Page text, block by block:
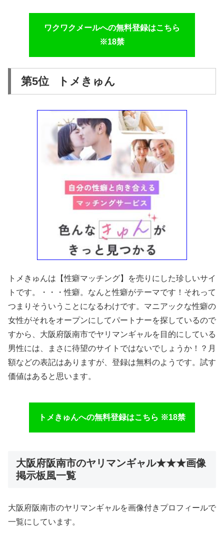
ワクワクメールへの無料登録はこちら
※18禁
第5位 トメきゅん
トメきゅんは【性癖マッチング】を売りにした珍しいサイ
トです。・・・性癖。なんと性癖がテーマです！それって
つまりそういうことになるわけです。マニアックな性癖の
女性がそれをオープンにしてパートナーを探しているので
すから、大阪府阪南市でヤリマンギャルを目的にしている
男性には、まさに待望のサイトではないでしょうか！？月
額などの表記はありますが、登録は無料のようです。試す
価値はあると思います。
トメきゅんへの無料登録はこちら ※18禁
大阪府阪南市のヤリマンギャル★★★画像
掲示板風一覧
大阪府阪南市のヤリマンギャルを画像付きプロフィールで
一覧にしています。